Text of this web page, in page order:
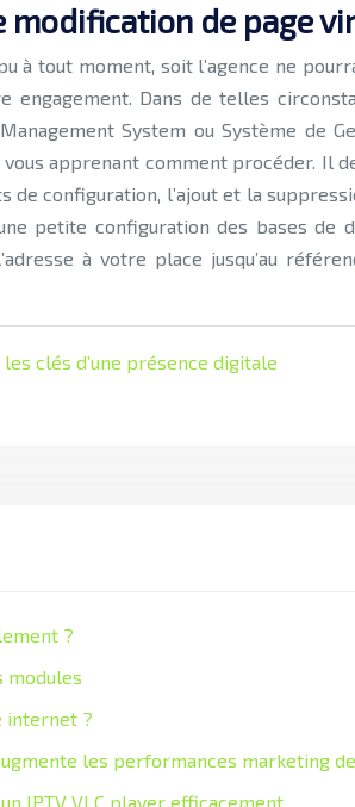
modification de page
tout moment, soit l’agence ne
engagement. Dans de telles
System ou Système
apprenant comment procéder. Il
de configuration, l’ajout et la
petite configuration des bases de
à votre place jusqu’au
clés d’une présence digitale
?
modules
internet ?
les performances marketing
IPTV VLC player efficacement